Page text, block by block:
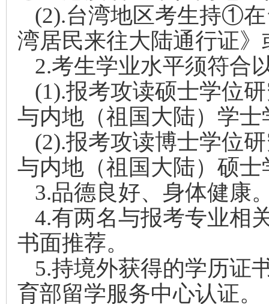
(2).台湾地区考生持①
湾居民来往大陆通行证
2.考生学业水平须符合
(1).报考攻读硕士学位
与内地（祖国大陆）学
(2).报考攻读博士学位
与内地（祖国大陆）硕
3.品德良好、身体健康
4.有两名与报考专业相
书面推荐。
5.持境外获得的学历证
育部留学服务中心认证。